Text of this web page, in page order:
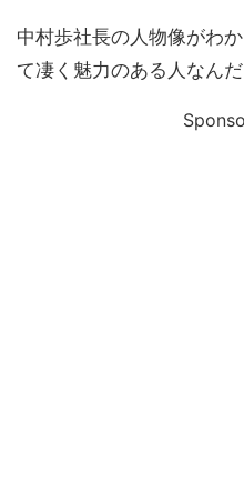
中村歩社長の人物像がわ
て凄く魅力のある人なんだ